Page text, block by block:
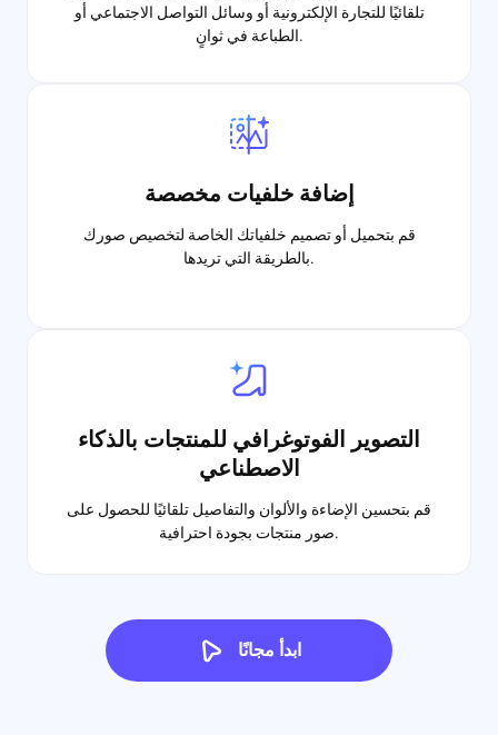
تلقائيًا للتجارة الإلكترونية أو وسائل التواصل الاجتماعي أو
الطباعة في ثوانٍ.
إضافة خلفيات مخصصة
قم بتحميل أو تصميم خلفياتك الخاصة لتخصيص صورك
بالطريقة التي تريدها.
التصوير الفوتوغرافي للمنتجات بالذكاء
الاصطناعي
قم بتحسين الإضاءة والألوان والتفاصيل تلقائيًا للحصول على
صور منتجات بجودة احترافية.
ابدأ مجانًا